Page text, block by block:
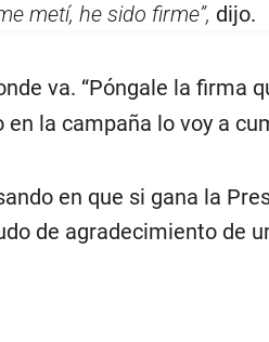
metí, he sido firme”, dijo.
va. “Póngale la firma
la campaña lo voy a
en que si gana la
de agradecimiento de